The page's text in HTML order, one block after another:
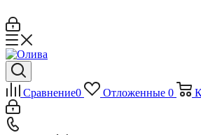
Сравнение0 Отложенные 0